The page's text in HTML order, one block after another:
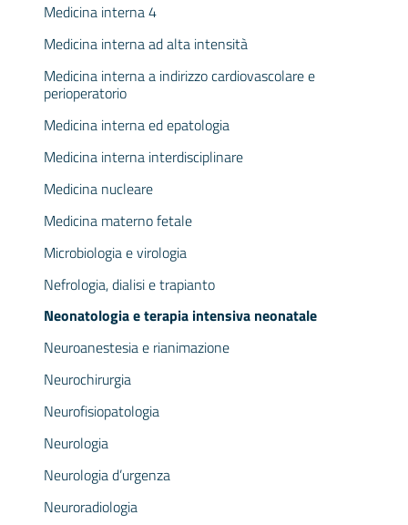
Medicina interna 4
Medicina interna ad alta intensità
Medicina interna a indirizzo cardiovascolare e
perioperatorio
Medicina interna ed epatologia
Medicina interna interdisciplinare
Medicina nucleare
Medicina materno fetale
Microbiologia e virologia
Nefrologia, dialisi e trapianto
Neonatologia e terapia intensiva neonatale
Neuroanestesia e rianimazione
Neurochirurgia
Neurofisiopatologia
Neurologia
Neurologia d’urgenza
Neuroradiologia